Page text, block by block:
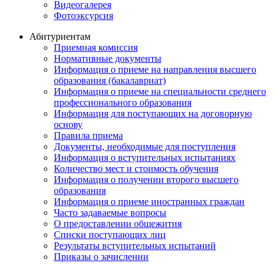
Видеогалерея
Фотоэксурсия
Абитуриентам
Приемная комиссия
Нормативные документы
Информация о приеме на направления высшего
образования (бакалавриат)
Информация о приеме на специальности среднего
профессионального образования
Информация для поступающих на договорную
основу
Правила приема
Документы, необходимые для поступления
Информация о вступительных испытаниях
Количество мест и стоимость обучения
Информация о получении второго высшего
образования
Информация о приеме иностранных граждан
Часто задаваемые вопросы
О предоставлении общежития
Списки поступающих лиц
Результаты вступительных испытаний
Приказы о зачислении